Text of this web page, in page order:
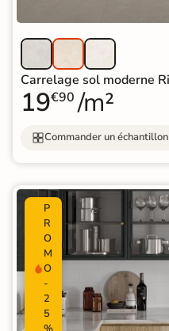
Carrelage sol moderne
19€90 /m²
Commander un échantillon
P
R
O
M
O
-
2
5